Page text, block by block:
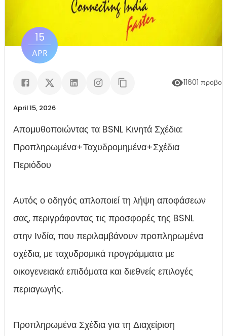
15
APR
11601
April 15, 2026
Απομυθοποιώντας τα BSNL Κινητά Σχέδια:
Προπληρωμένα+Ταχυδρομημένα+Σχέδια
Περιόδου
Αυτός ο οδηγός απλοποιεί τη λήψη αποφάσεων
σας, περιγράφοντας τις προσφορές της BSNL
στην Ινδία, που περιλαμβάνουν προπληρωμένα
σχέδια, με ταχυδρομικά προγράμματα με
οικογενειακά επιδόματα και διεθνείς επιλογές
περιαγωγής.
Προπληρωμένα Σχέδια για τη Διαχείριση